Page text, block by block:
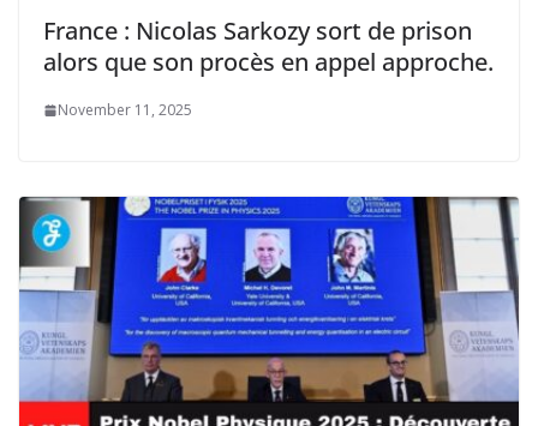
France : Nicolas Sarkozy sort de prison
alors que son procès en appel approche.
November 11, 2025